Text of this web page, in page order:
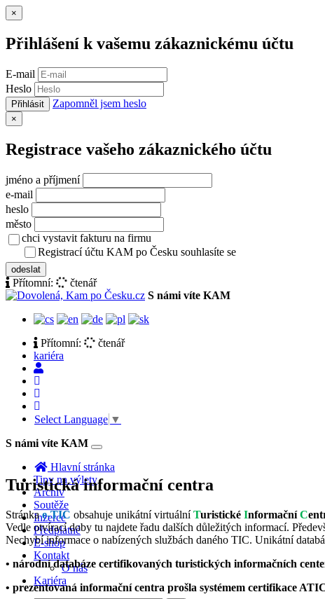
×
Přihlášení k vašemu zákaznickému účtu
E-mail
Heslo
Přihlásit Zapomněl jsem heslo
×
Registrace vašeho zákaznického účtu
jméno a příjmení
e-mail
heslo
město
chci vystavit fakturu na firmu
Registrací účtu KAM po Česku souhlasíte se
odeslat
Přítomní:
čtenář
S námi víte KAM
Přítomní:
čtenář
kariéra
Select Language ▼
S námi víte KAM
Toggle
navigation
Hlavní stránka
Tipy na výlety
Archiv
Soutěže
Inzerce
Předplatné
E-shop
Kontakt
O nás
Kariéra
Turistická informační centra
Stránkae-TIC obsahuje unikátní virtuálníTuristické InformačníC
Vedle otvírací doby tu najdete řadu dalších důležitých informací.
Nechybí informace o nabízených službách daného TIC. Unikátní
• národní databáze certifikovaných turistických informačních
• prezentovaná informační centra prošla systémem certifikace